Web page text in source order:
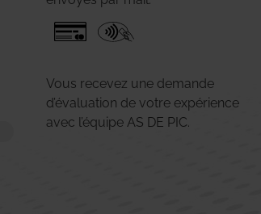
Vous recevez une demande
d’évaluation de votre expérience
avec l’équipe AS DE PIC.